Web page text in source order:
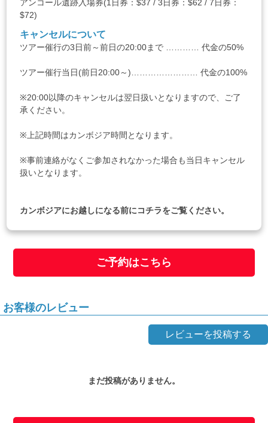
アンコール遺跡入場券(1日券：$37 / 3日券：$62 / 7日券：
$72)
キャンセルについて
ツアー催行の3日前～前日の20:00まで ………… 代金の50%
ツアー催行当日(前日20:00～)…………………… 代金の100%
※20:00以降のキャンセルは翌日扱いとなりますので、ご了
承ください。
※上記時間はカンボジア時間となります。
※事前連絡がなくご参加されなかった場合も当日キャンセル
扱いとなります。
カンボジアにお越しになる前にコチラをご覧ください。
ご予約はこちら
お客様のレビュー
レビューを投稿する
まだ投稿がありません。